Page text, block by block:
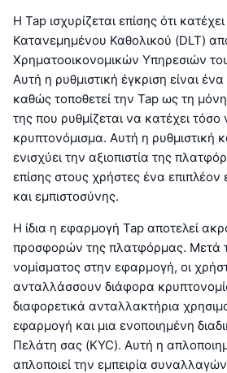
Η Tap ισχυρίζεται επίσης ότι
Κατανεμημένου Καθολικού (DLT)
Χρηματοοικονομικών Υπηρεσιών
Αυτή η ρυθμιστική έγκριση είναι
καθώς τοποθετεί την Tap ως τη
της που ρυθμίζεται να κατέχει
κρυπτονόμισμα. Αυτή η ρυθμιστική
ενισχύει την αξιοπιστία της
επίσης στους χρήστες ένα επιπλέον
και εμπιστοσύνης.
Η ίδια η εφαρμογή Tap αποτελεί
προσφορών της πλατφόρμας. Μετά
νομίσματος στην εφαρμογή, οι
ανταλλάσσουν διάφορα
διαφορετικά ανταλλακτήρια
εφαρμογή και μια ενοποιημένη
Πελάτη σας (KYC). Αυτή η
απλοποιεί την εμπειρία